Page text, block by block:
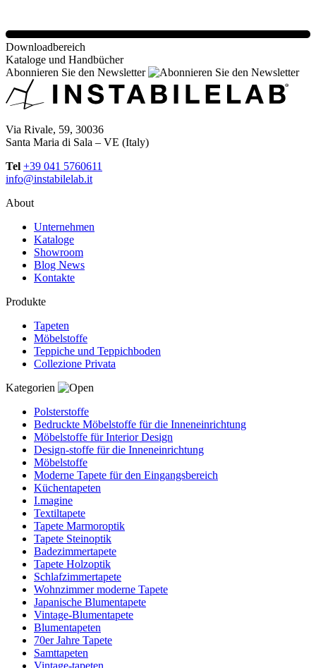
Downloadbereich
Kataloge und Handbücher
Abonnieren Sie den Newsletter
Via Rivale, 59, 30036
Santa Maria di Sala – VE (Italy)
Tel +39 041 5760611
info@instabilelab.it
About
Unternehmen
Kataloge
Showroom
Blog News
Kontakte
Produkte
Tapeten
Möbelstoffe
Teppiche und Teppichboden
Collezione Privata
Kategorien
Polsterstoffe
Bedruckte Möbelstoffe für die Inneneinrichtung
Möbelstoffe für Interior Design
Design-stoffe für die Inneneinrichtung
Möbelstoffe
Moderne Tapete für den Eingangsbereich
Küchentapeten
I.magine
Textiltapete
Tapete Marmoroptik
Tapete Steinoptik
Badezimmertapete
Tapete Holzoptik
Schlafzimmertapete
Wohnzimmer moderne Tapete
Japanische Blumentapete
Vintage-Blumentapete
Blumentapeten
70er Jahre Tapete
Samttapeten